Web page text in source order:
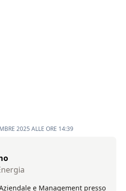
2025 ALLE ORE 14:39
e Management presso